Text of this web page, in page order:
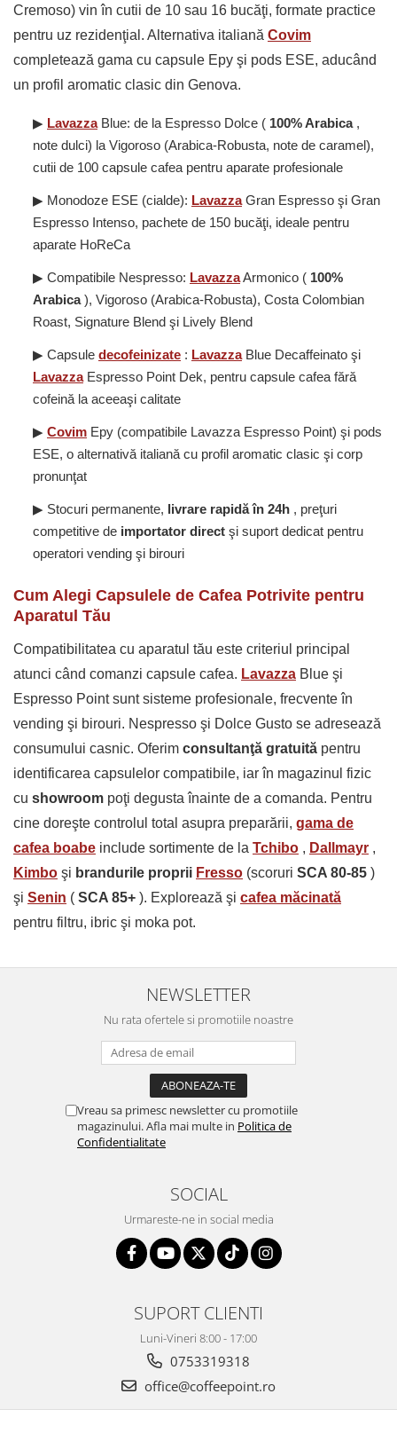
Cremoso) vin în cutii de 10 sau 16 bucăţi, formate practice
pentru uz rezidenţial. Alternativa italiană Covim
completează gama cu capsule Epy şi pods ESE, aducând
un profil aromatic clasic din Genova.
▶ LavazzaBlue: de la Espresso Dolce ( 100% Arabica,
note dulci) la Vigoroso (Arabica-Robusta, note de caramel),
cutii de 100 capsule cafea pentru aparate profesionale
▶ Monodoze ESE (cialde): LavazzaGran Espresso şi Gran
Espresso Intenso, pachete de 150 bucăţi, ideale pentru
aparate HoReCa
▶ Compatibile Nespresso: LavazzaArmonico ( 100%
Arabica), Vigoroso (Arabica-Robusta), Costa Colombian
Roast, Signature Blend şi Lively Blend
▶ Capsule decofeinizate : LavazzaBlue Decaffeinato şi
LavazzaEspresso Point Dek, pentru capsule cafea fără
cofeină la aceeaşi calitate
▶ Covim Epy (compatibile Lavazza Espresso Point) şi pods
ESE, o alternativă italiană cu profil aromatic clasic şi corp
pronunţat
▶ Stocuri permanente, livrare rapidă în 24h , preţuri
competitive de importator direct şi suport dedicat pentru
operatori vending şi birouri
Cum Alegi Capsulele de Cafea Potrivite pentru
Aparatul Tău
Compatibilitatea cu aparatul tău este criteriul principal
atunci când comanzi capsule cafea. Lavazza Blue şi
Espresso Point sunt sisteme profesionale, frecvente în
vending şi birouri. Nespresso şi Dolce Gusto se adresează
consumului casnic. Oferim consultanţă gratuită pentru
identificarea capsulelor compatibile, iar în magazinul fizic
cu showroom poţi degusta înainte de a comanda. Pentru
cine doreşte controlul total asupra preparării, gama de
cafea boabe include sortimente de la Tchibo , Dallmayr ,
Kimbo şi brandurile proprii Fresso (scoruri SCA 80-85 )
şi Senin ( SCA 85+ ). Explorează şi cafea măcinată
pentru filtru, ibric şi moka pot.
NEWSLETTER
Nu rata ofertele si promotiile noastre
Vreau sa primesc newsletter cu promotiile
magazinului. Afla mai multe in Politica de
Confidentialitate
SOCIAL
Urmareste-ne in social media
SUPORT CLIENTI
Luni-Vineri 8:00 - 17:00
0753319318
office@coffeepoint.ro